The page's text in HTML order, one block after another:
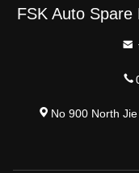
FSK Auto
No 900 North